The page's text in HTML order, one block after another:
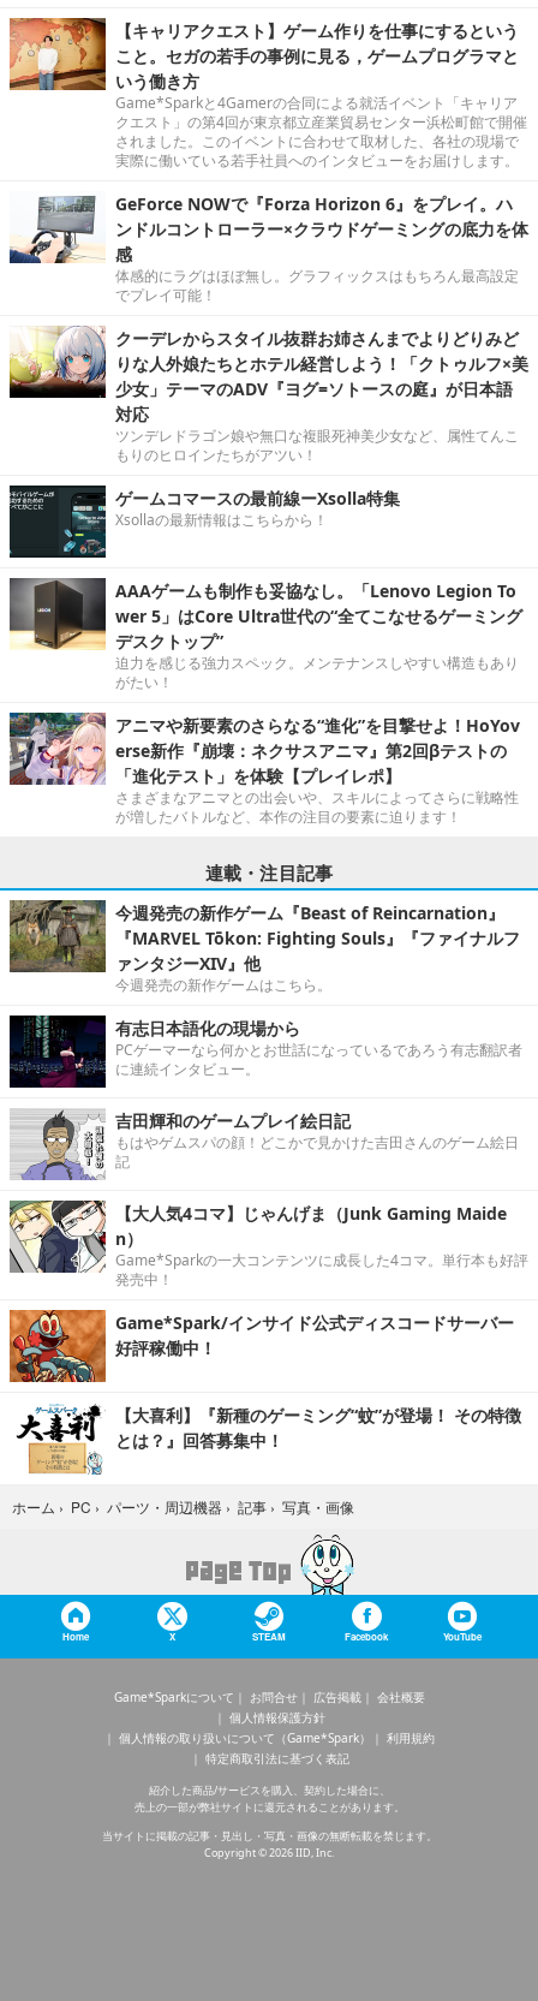
【キャリアクエスト】ゲーム作りを仕事にするという
こと。セガの若手の事例に見る，ゲームプログラマと
いう働き方
Game*Sparkと4Gamerの合同による就活イベント「キャリア
クエスト」の第4回が東京都立産業貿易センター浜松町館で開催
されました。このイベントに合わせて取材した、各社の現場で
実際に働いている若手社員へのインタビューをお届けします。
GeForce NOWで『Forza Horizon 6』をプレイ。ハ
ンドルコントローラー×クラウドゲーミングの底力を体
感
体感的にラグはほぼ無し。グラフィックスはもちろん最高設定
でプレイ可能！
クーデレからスタイル抜群お姉さんまでよりどりみど
りな人外娘たちとホテル経営しよう！「クトゥルフ×美
少女」テーマのADV『ヨグ=ソトースの庭』が日本語
対応
ツンデレドラゴン娘や無口な複眼死神美少女など、属性てんこ
もりのヒロインたちがアツい！
ゲームコマースの最前線ーXsolla特集
Xsollaの最新情報はこちらから！
AAAゲームも制作も妥協なし。「Lenovo Legion To
wer 5」はCore Ultra世代の“全てこなせるゲーミング
デスクトップ”
迫力を感じる強力スペック。メンテナンスしやすい構造もあり
がたい！
アニマや新要素のさらなる“進化”を目撃せよ！HoYov
erse新作『崩壊：ネクサスアニマ』第2回βテストの
「進化テスト」を体験【プレイレポ】
さまざまなアニマとの出会いや、スキルによってさらに戦略性
が増したバトルなど、本作の注目の要素に迫ります！
連載・注目記事
今週発売の新作ゲーム『Beast of Reincarnation』
『MARVEL Tōkon: Fighting Souls』『ファイナルフ
ァンタジーXIV』他
今週発売の新作ゲームはこちら。
有志日本語化の現場から
PCゲーマーなら何かとお世話になっているであろう有志翻訳者
に連続インタビュー。
吉田輝和のゲームプレイ絵日記
もはやゲムスパの顔！どこかで見かけた吉田さんのゲーム絵日
記
【大人気4コマ】じゃんげま（Junk Gaming Maide
n）
Game*Sparkの一大コンテンツに成長した4コマ。単行本も好評
発売中！
Game*Spark/インサイド公式ディスコードサーバー
好評稼働中！
【大喜利】『新種のゲーミング“蚊”が登場！ その特徴
とは？』回答募集中！
ホーム › PC › パーツ・周辺機器 › 記事 › 写真・画像
Home X STEAM Facebook YouTube
Game*Sparkについて お問合せ 広告掲載
会社概要
個人情報保護方針
個人情報の取り扱いについて（Game*Spark）
利用規約
特定商取引法に基づく表記
紹介した商品/サービスを購入、契約した場合に、
売上の一部が弊社サイトに還元されることがあります。
当サイトに掲載の記事・見出し・写真・画像の無断転載を禁じます。
Copyright © 2026 IID, Inc.